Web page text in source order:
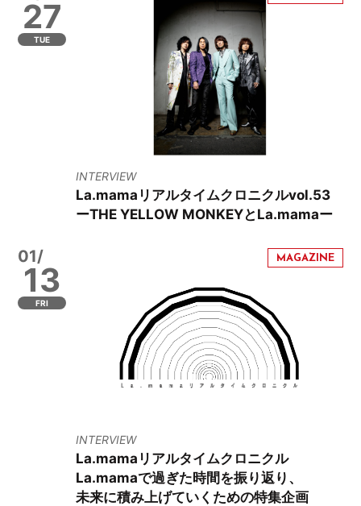
27
TUE
INTERVIEW
La.mamaリアルタイムクロニクルvol.53
ーTHE YELLOW MONKEYとLa.mamaー
01/
13
FRI
INTERVIEW
La.mamaリアルタイムクロニクル
La.mamaで過ぎた時間を振り返り、
未来に積み上げていくための特集企画